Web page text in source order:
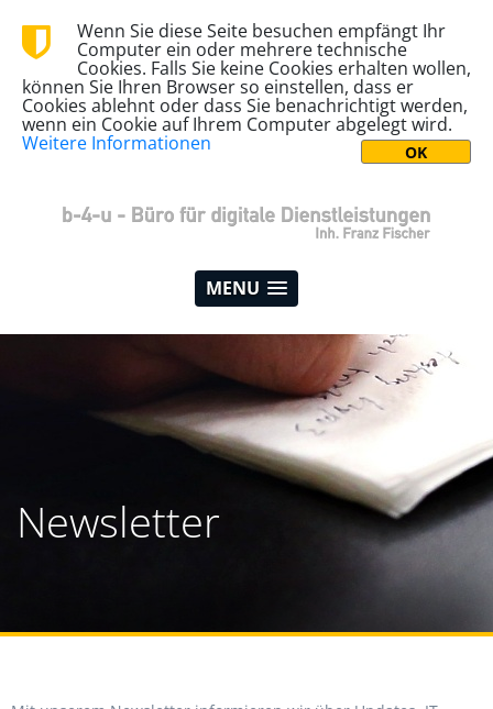
Wenn Sie diese Seite besuchen empfängt Ihr
Computer ein oder mehrere technische
Cookies. Falls Sie keine Cookies erhalten wollen,
können Sie Ihren Browser so einstellen, dass er
Cookies ablehnt oder dass Sie benachrichtigt werden,
wenn ein Cookie auf Ihrem Computer abgelegt wird.
Weitere Informationen
MENU
Newsletter